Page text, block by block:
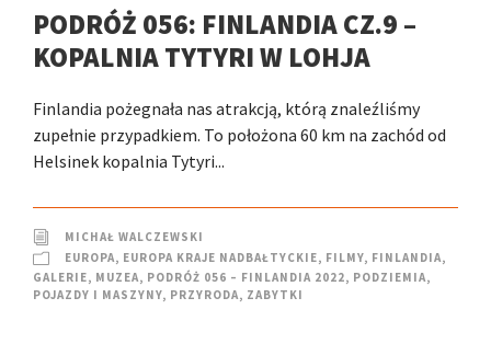
PODRÓŻ 056: FINLANDIA CZ.9 –
KOPALNIA TYTYRI W LOHJA
Finlandia pożegnała nas atrakcją, którą znaleźliśmy
zupełnie przypadkiem. To położona 60 km na zachód od
Helsinek kopalnia Tytyri...
MICHAŁ WALCZEWSKI
EUROPA, EUROPA KRAJE NADBAŁTYCKIE, FILMY, FINLANDIA,
GALERIE, MUZEA, PODRÓŻ 056 – FINLANDIA 2022, PODZIEMIA,
POJAZDY I MASZYNY, PRZYRODA, ZABYTKI